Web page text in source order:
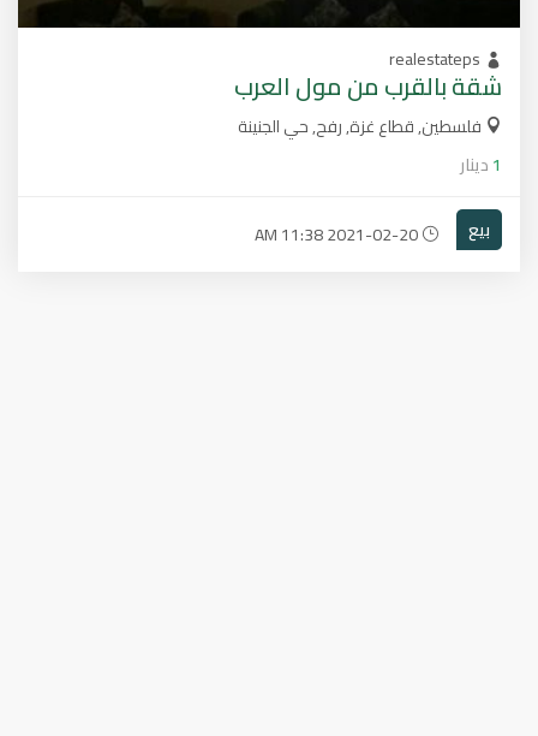
realestateps
شقة بالقرب من مول العرب
فلسطين, قطاع غزة, رفح, حي الجنينة
1دينار
بيع